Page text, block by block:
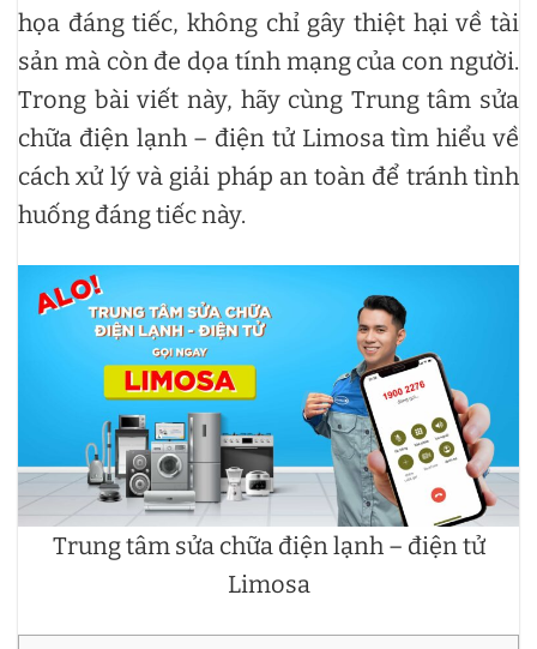
họa đáng tiếc, không chỉ gây thiệt hại về tài
sản mà còn đe dọa tính mạng của con người.
Trong bài viết này, hãy cùng Trung tâm sửa
chữa điện lạnh – điện tử Limosa tìm hiểu về
cách xử lý và giải pháp an toàn để tránh tình
huống đáng tiếc này.
Trung tâm sửa chữa điện lạnh – điện tử
Limosa